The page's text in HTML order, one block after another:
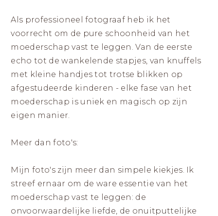
Als professioneel fotograaf heb ik het
voorrecht om de pure schoonheid van het
moederschap vast te leggen. Van de eerste
echo tot de wankelende stapjes, van knuffels
met kleine handjes tot trotse blikken op
afgestudeerde kinderen - elke fase van het
moederschap is uniek en magisch op zijn
eigen manier.
Meer dan foto's:
Mijn foto's zijn meer dan simpele kiekjes. Ik
streef ernaar om de ware essentie van het
moederschap vast te leggen: de
onvoorwaardelijke liefde, de onuitputtelijke